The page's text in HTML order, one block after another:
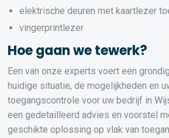
elektrische deuren met kaartlezer
vingerprintlezer
Hoe gaan we tewerk?
Een van onze experts voert een
huidige situatie, de mogelijkheden en
toegangscontrole voor uw bedrijf in
een gedetailleerd advies en voorstel
geschikte oplossing op vlak van